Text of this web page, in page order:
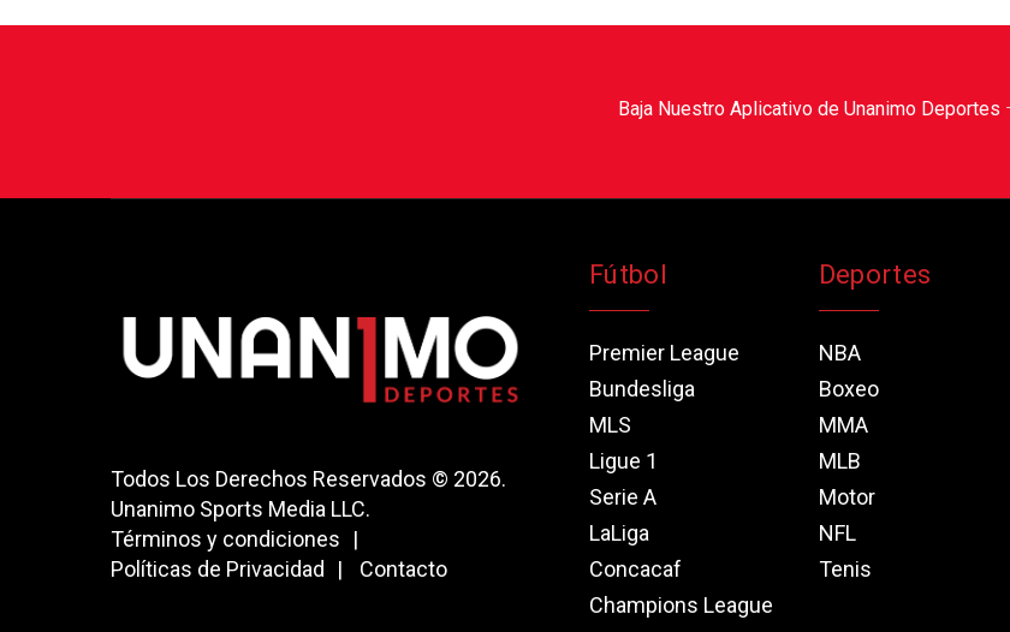
Baja Nuestro Aplicativo de Unanimo Deportes
Todos Los Derechos Reservados © 2026.
Unanimo Sports Media LLC.
Términos y condiciones
Políticas de Privacidad
Contacto
Fútbol
Premier League
Bundesliga
MLS
Ligue 1
Serie A
LaLiga
Concacaf
Champions League
Deportes
NBA
Boxeo
MMA
MLB
Motor
NFL
Tenis